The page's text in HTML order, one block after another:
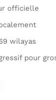
officielle
wilayas
pour